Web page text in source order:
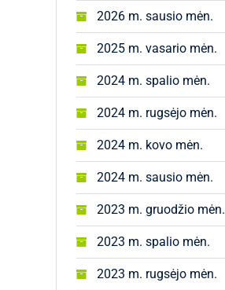
2026 m. sausio mėn.
2025 m. vasario mėn.
2024 m. spalio mėn.
2024 m. rugsėjo mėn.
2024 m. kovo mėn.
2024 m. sausio mėn.
2023 m. gruodžio mėn.
2023 m. spalio mėn.
2023 m. rugsėjo mėn.